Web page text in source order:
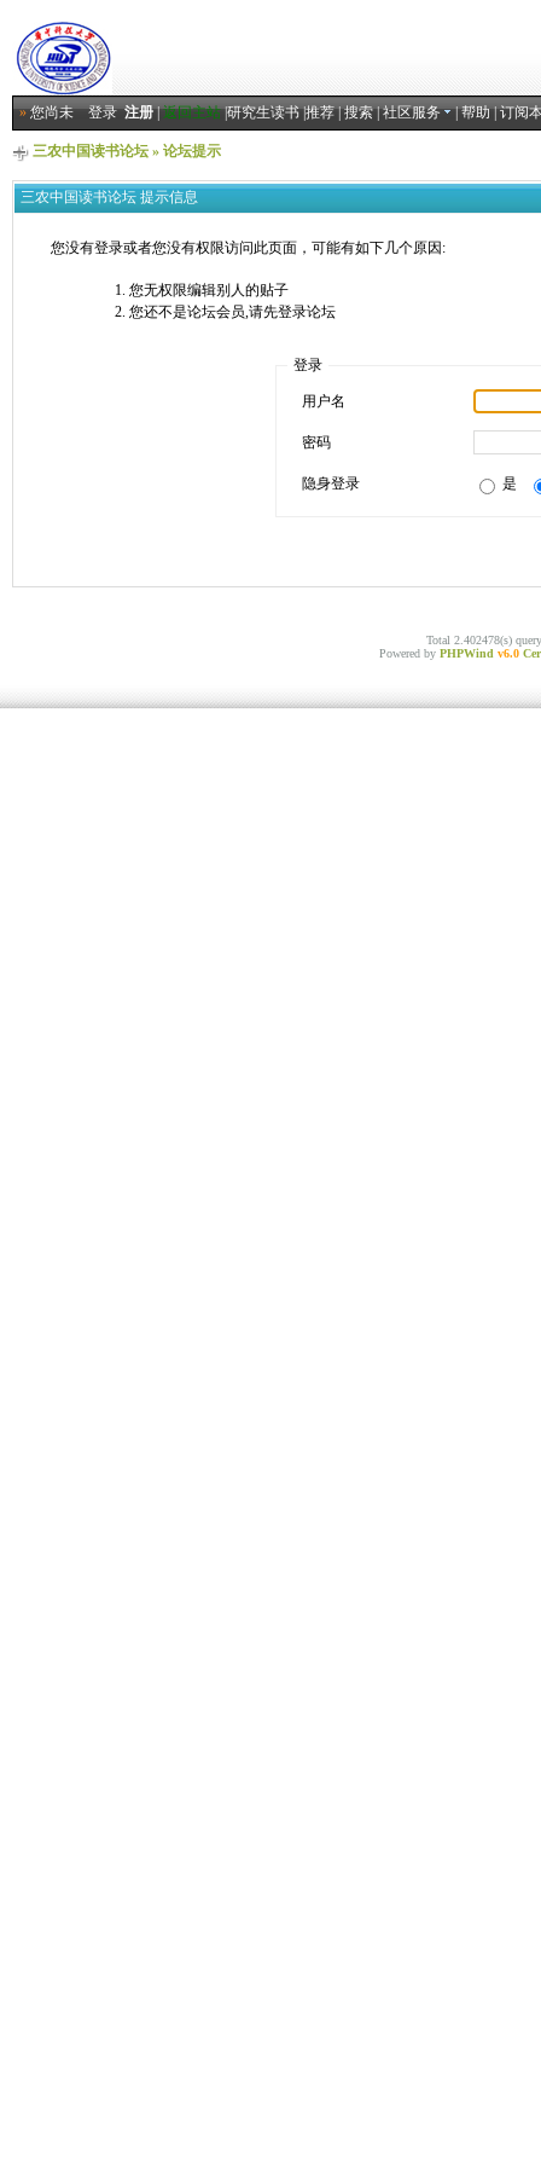
»您尚未登录 注册|返回主站|研究生读书|推荐|搜索|社区服务 |帮助|订阅
三农中国读书论坛» 论坛提示
三农中国读书论坛 提示信息
您没有登录或者您没有权限访问此页面，可能有如下几个原因:
您无权限编辑别人的贴子
您还不是论坛会员,请先登录论坛
登录
用户名
密码
隐身登录 是
Total 2.402478(s)
Powered by PHPWind v6.0